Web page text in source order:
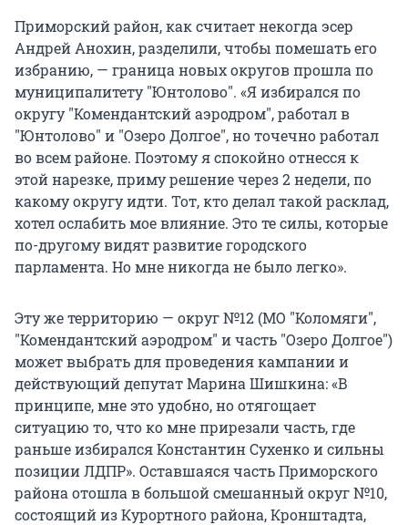
Приморский район, как считает некогда эсер
Андрей Анохин, разделили, чтобы помешать его
избранию, — граница новых округов прошла по
муниципалитету "Юнтолово". «Я избирался по
округу "Комендантский аэродром", работал в
"Юнтолово" и "Озеро Долгое", но точечно работал
во всем районе. Поэтому я спокойно отнесся к
этой нарезке, приму решение через 2 недели, по
какому округу идти. Тот, кто делал такой расклад,
хотел ослабить мое влияние. Это те силы, которые
по-другому видят развитие городского
парламента. Но мне никогда не было легко».
Эту же территорию — округ №12 (МО "Коломяги",
"Комендантский аэродром" и часть "Озеро Долгое")
может выбрать для проведения кампании и
действующий депутат Марина Шишкина: «В
принципе, мне это удобно, но отягощает
ситуацию то, что ко мне прирезали часть, где
раньше избирался Константин Сухенко и сильны
позиции ЛДПР». Оставшаяся часть Приморского
района отошла в большой смешанный округ №10,
состоящий из Курортного района, Кронштадта,